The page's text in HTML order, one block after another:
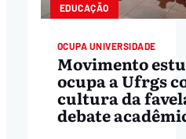
EDUCAÇÃO
OCUPA UNIVERSIDADE
Movimento
ocupa a Ufrgs
cultura da
debate